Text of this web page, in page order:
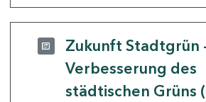
Zukunft Stadtgrün
Verbesserung des
städtischen Grüns